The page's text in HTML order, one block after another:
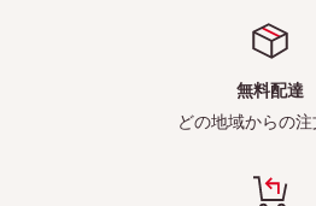
無料配達
どの地域からの注